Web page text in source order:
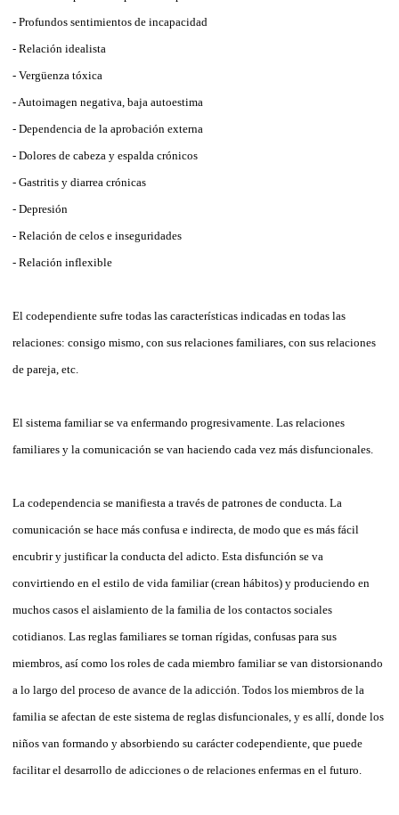
- Profundos sentimientos de incapacidad
- Relación idealista
- Vergüenza tóxica
- Autoimagen negativa, baja autoestima
- Dependencia de la aprobación externa
- Dolores de cabeza y espalda crónicos
- Gastritis y diarrea crónicas
- Depresión
- Relación de celos e inseguridades
- Relación inflexible
El codependiente sufre todas las características indicadas en todas las
relaciones: consigo mismo, con sus relaciones familiares, con sus relaciones
de pareja, etc.
El sistema familiar se va enfermando progresivamente. Las relaciones
familiares y la comunicación se van haciendo cada vez más disfuncionales.
La codependencia se manifiesta a través de patrones de conducta. La
comunicación se hace más confusa e indirecta, de modo que es más fácil
encubrir y justificar la conducta del adicto. Esta disfunción se va
convirtiendo en el estilo de vida familiar (crean hábitos) y produciendo en
muchos casos el aislamiento de la familia de los contactos sociales
cotidianos. Las reglas familiares se tornan rígidas, confusas para sus
miembros, así como los roles de cada miembro familiar se van distorsionando
a lo largo del proceso de avance de la adicción. Todos los miembros de la
familia se afectan de este sistema de reglas disfuncionales, y es allí, donde los
niños van formando y absorbiendo su carácter codependiente, que puede
facilitar el desarrollo de adicciones o de relaciones enfermas en el futuro.